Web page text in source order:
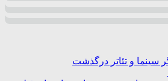
سینما و تئاتر درگذشت